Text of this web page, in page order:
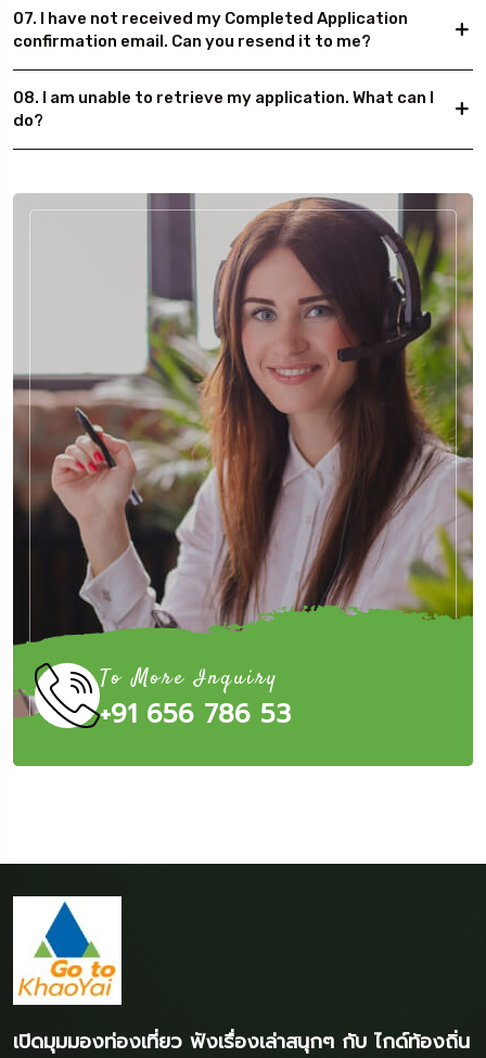
07. I have not received my Completed Application
confirmation email. Can you resend it to me?
08. I am unable to retrieve my application. What can I
do?
To More Inquiry
+91 656 786 53
เปิดมุมมองท่องเที่ยว ฟังเรื่องเล่าสนุกๆ กับ ไกด์ท้องถิ่น